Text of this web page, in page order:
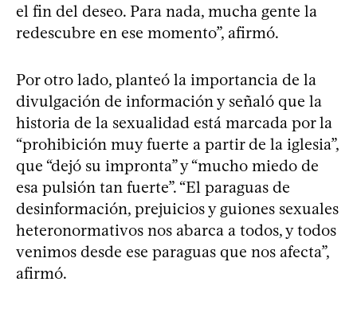
el fin del deseo. Para nada, mucha gente la
redescubre en ese momento”, afirmó.
Por otro lado, planteó la importancia de la
divulgación de información y señaló que la
historia de la sexualidad está marcada por la
“prohibición muy fuerte a partir de la iglesia”,
que “dejó su impronta” y “mucho miedo de
esa pulsión tan fuerte”. “El paraguas de
desinformación, prejuicios y guiones sexuales
heteronormativos nos abarca a todos, y todos
venimos desde ese paraguas que nos afecta”,
afirmó.